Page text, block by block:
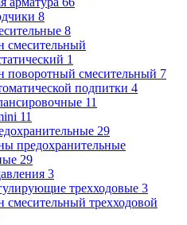
8
8
cмесительный
1
поворотный cмесительный 7
подпитки 4
11
11
29
предохранительные
29
3
трехходовые 3
смесительный трехходовой